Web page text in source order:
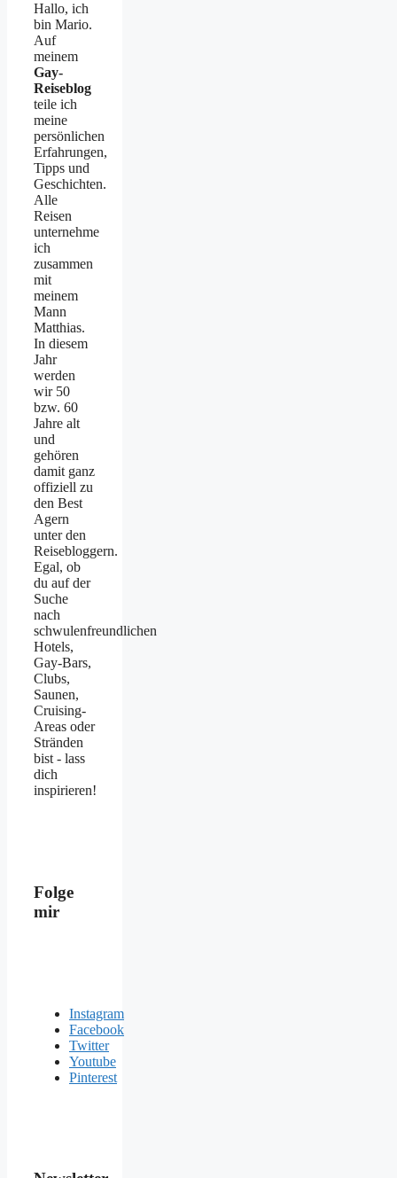
Hallo, ich
bin Mario.
Auf
meinem
Gay-
Reiseblog
teile ich
meine
persönlichen
Erfahrungen,
Tipps und
Geschichten.
Alle
Reisen
unternehme
ich
zusammen
mit
meinem
Mann
Matthias.
In diesem
Jahr
werden
wir 50
bzw. 60
Jahre alt
und
gehören
damit ganz
offiziell zu
den Best
Agern
unter den
Reisebloggern.
Egal, ob
du auf der
Suche
nach
schwulenfreundlichen
Hotels,
Gay-Bars,
Clubs,
Saunen,
Cruising-
Areas oder
Stränden
bist - lass
dich
inspirieren!
Folge
mir
Instagram
Facebook
Twitter
Youtube
Pinterest